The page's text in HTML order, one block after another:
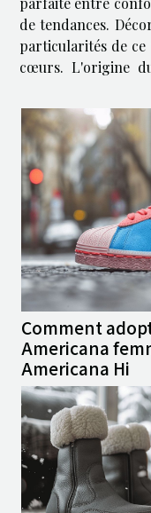
de tendances.
particularités de
cœurs. L'origine
riche héritage...
Comment
Americana
Americana Hi